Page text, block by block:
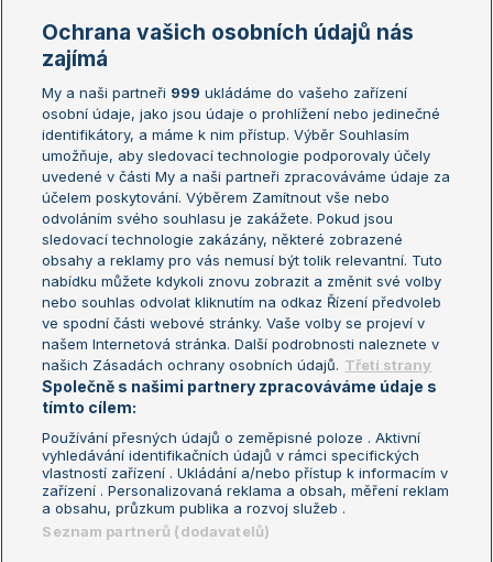
Žebříčky
Žebříček ATP (muži)
Žebříček WTA (ženy)
Sázkařský žebříček
Australian Open
French Open
Wimbledon
US Open
Turnaj mistrů
Turnaj mistryň
Aktualní trendy
Fotbalové přestupy
Livesport Daily
LS Prague Open
Podmínky užití
Nastavení soukromí
GDPR a žurnalistika
Reklama
Kontakt
Informace o zpracování osobních
údajů
Ochrana vašich osobních údajů nás
zajímá
My a naši partneři 999 ukládáme do vašeho zařízení
osobní údaje, jako jsou údaje o prohlížení nebo jedinečné
identifikátory, a máme k nim přístup. Výběr Souhlasím
umožňuje, aby sledovací technologie podporovaly účely
uvedené v části My a naši partneři zpracováváme údaje za
účelem poskytování. Výběrem Zamítnout vše nebo
odvoláním svého souhlasu je zakážete. Pokud jsou
sledovací technologie zakázány, některé zobrazené
obsahy a reklamy pro vás nemusí být tolik relevantní. Tuto
nabídku můžete kdykoli znovu zobrazit a změnit své volby
nebo souhlas odvolat kliknutím na odkaz Řízení předvoleb
ve spodní části webové stránky. Vaše volby se projeví v
našem Internetová stránka. Další podrobnosti naleznete v
našich Zásadách ochrany osobních údajů. Třetí strany
Společně s našimi partnery zpracováváme údaje s
tímto cílem:
Používání přesných údajů o zeměpisné poloze . Aktivní
vyhledávání identifikačních údajů v rámci specifických
vlastností zařízení . Ukládání a/nebo přístup k informacím v
zařízení . Personalizovaná reklama a obsah, měření reklam
a obsahu, průzkum publika a rozvoj služeb .
Seznam partnerů (dodavatelů)